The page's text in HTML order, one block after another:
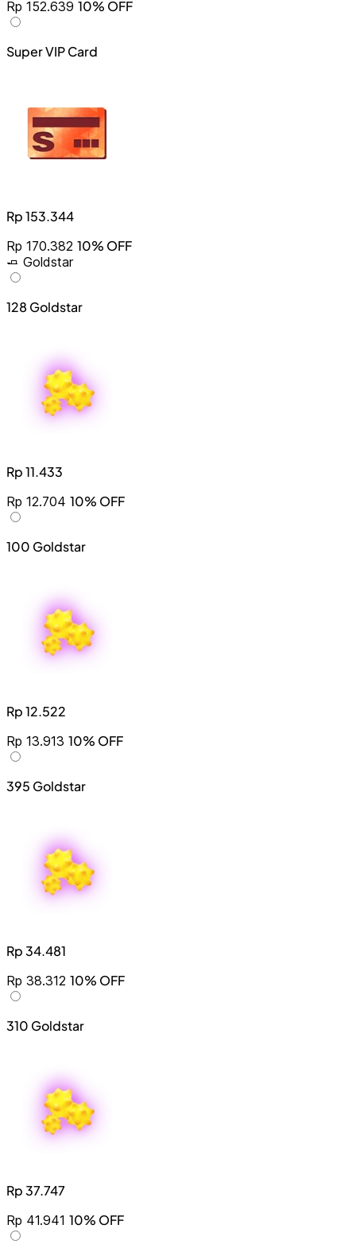
Rp 152.639 10% OFF
Super VIP Card
Rp 153.344
Rp 170.382 10% OFF
🧈 Goldstar
128 Goldstar
Rp 11.433
Rp 12.704 10% OFF
100 Goldstar
Rp 12.522
Rp 13.913 10% OFF
395 Goldstar
Rp 34.481
Rp 38.312 10% OFF
310 Goldstar
Rp 37.747
Rp 41.941 10% OFF